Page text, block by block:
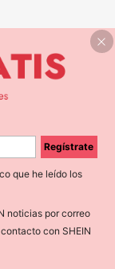
Regístrate
que he leído los
noticias por correo
con SHEIN